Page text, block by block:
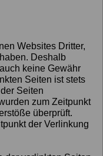
Websites Dritter,
Deshalb
keine Gewähr
Seiten ist stets
Seiten
zum Zeitpunkt
überprüft.
der Verlinkung